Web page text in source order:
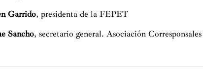
Garrido, presidenta de la FEPET
Sancho, secretario general. Asociación